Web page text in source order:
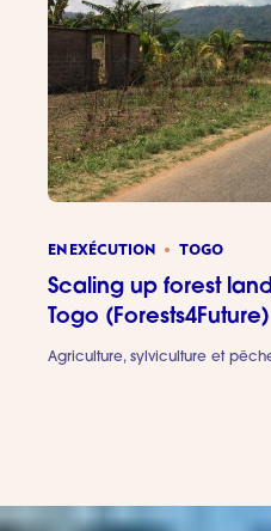
EN EXÉCUTION TOGO
Scaling up forest
Togo (Forests4Future)
Agriculture, sylviculture et